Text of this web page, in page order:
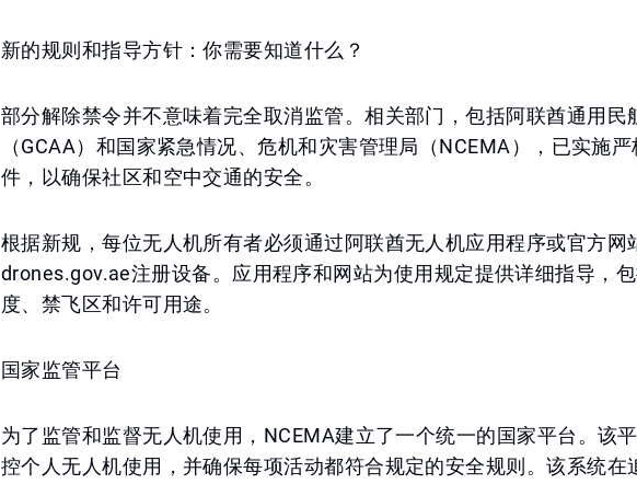
新的规则和指导方针：你需要知道什么？
部分解除禁令并不意味着完全取消监管。相关部门，包括阿联酋通用民
（GCAA）和国家紧急情况、危机和灾害管理局（NCEMA），已实施
件，以确保社区和空中交通的安全。
根据新规，每位无人机所有者必须通过阿联酋无人机应用程序或官方网
drones.gov.ae注册设备。应用程序和网站为使用规定提供详细指导，
度、禁飞区和许可用途。
国家监管平台
为了监管和监督无人机使用，NCEMA建立了一个统一的国家平台。该
控个人无人机使用，并确保每项活动都符合规定的安全规则。该系统在